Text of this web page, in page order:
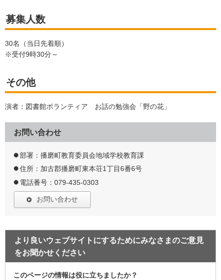
募集人数
30名（当日先着順）
※受付9時30分～
その他
演者：図書館ボランティア お話の勉強会「野の花」
お問い合わせ
部署：播磨町教育委員会地域学校教育課
住所：加古郡播磨町東本荘1丁目6番6号
電話番号：079-435-0303
お問い合わせ
より良いウェブサイトにするためにみなさまのご意見
をお聞かせください
このページの情報は役に立ちましたか？